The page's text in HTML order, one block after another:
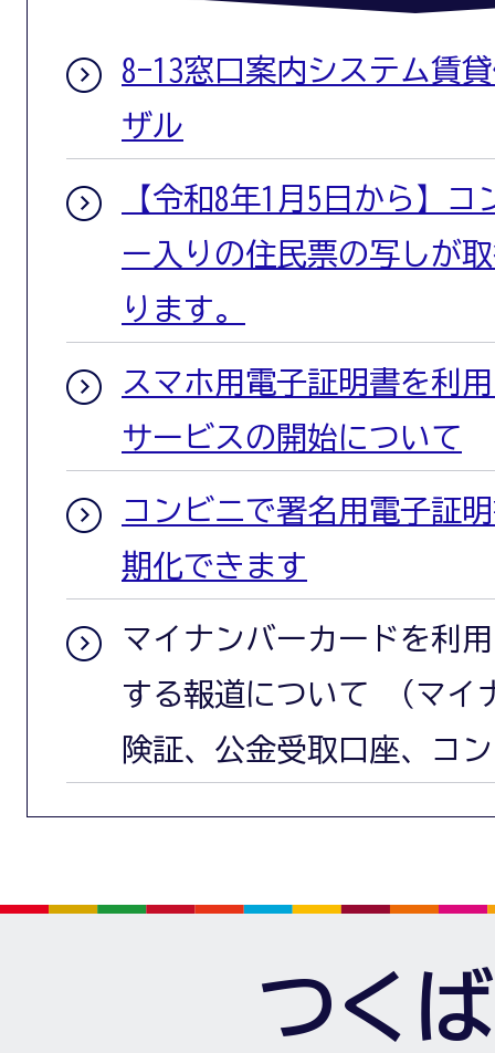
8-13窓口案内システム賃
ザル
【令和8年1月5日から】
ー入りの住民票の写しが
ります。
スマホ用電子証明書を利
サービスの開始について
コンビニで署名用電子証
期化できます
マイナンバーカードを利
する報道について （マイ
険証、公金受取口座、コ
つく